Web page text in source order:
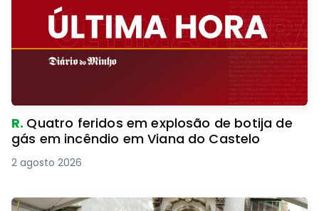
R. Quatro feridos em explosão de botija de
gás em incêndio em Viana do Castelo
2 agosto 2026